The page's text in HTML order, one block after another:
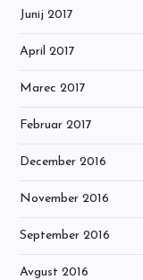
Junij 2017
April 2017
Marec 2017
Februar 2017
December 2016
November 2016
September 2016
Avgust 2016